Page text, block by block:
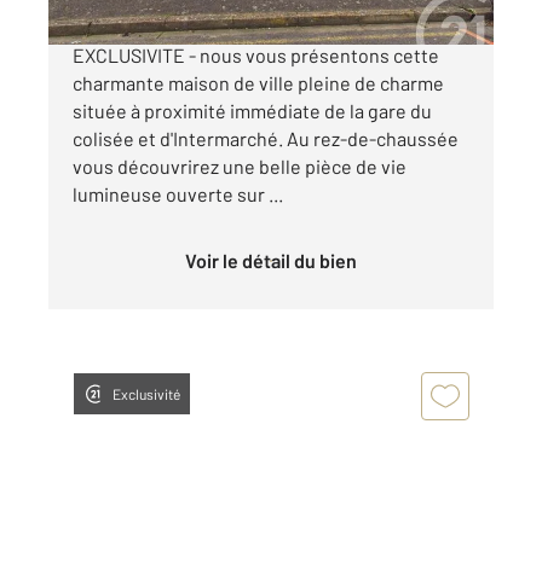
AGGLOMERATION - Proche Gare EN
EXCLUSIVITE - nous vous présentons cette
charmante maison de ville pleine de charme
située à proximité immédiate de la gare du
colisée et d'Intermarché. Au rez-de-chaussée
vous découvrirez une belle pièce de vie
lumineuse ouverte sur ...
Voir le détail du bien
Exclusivité